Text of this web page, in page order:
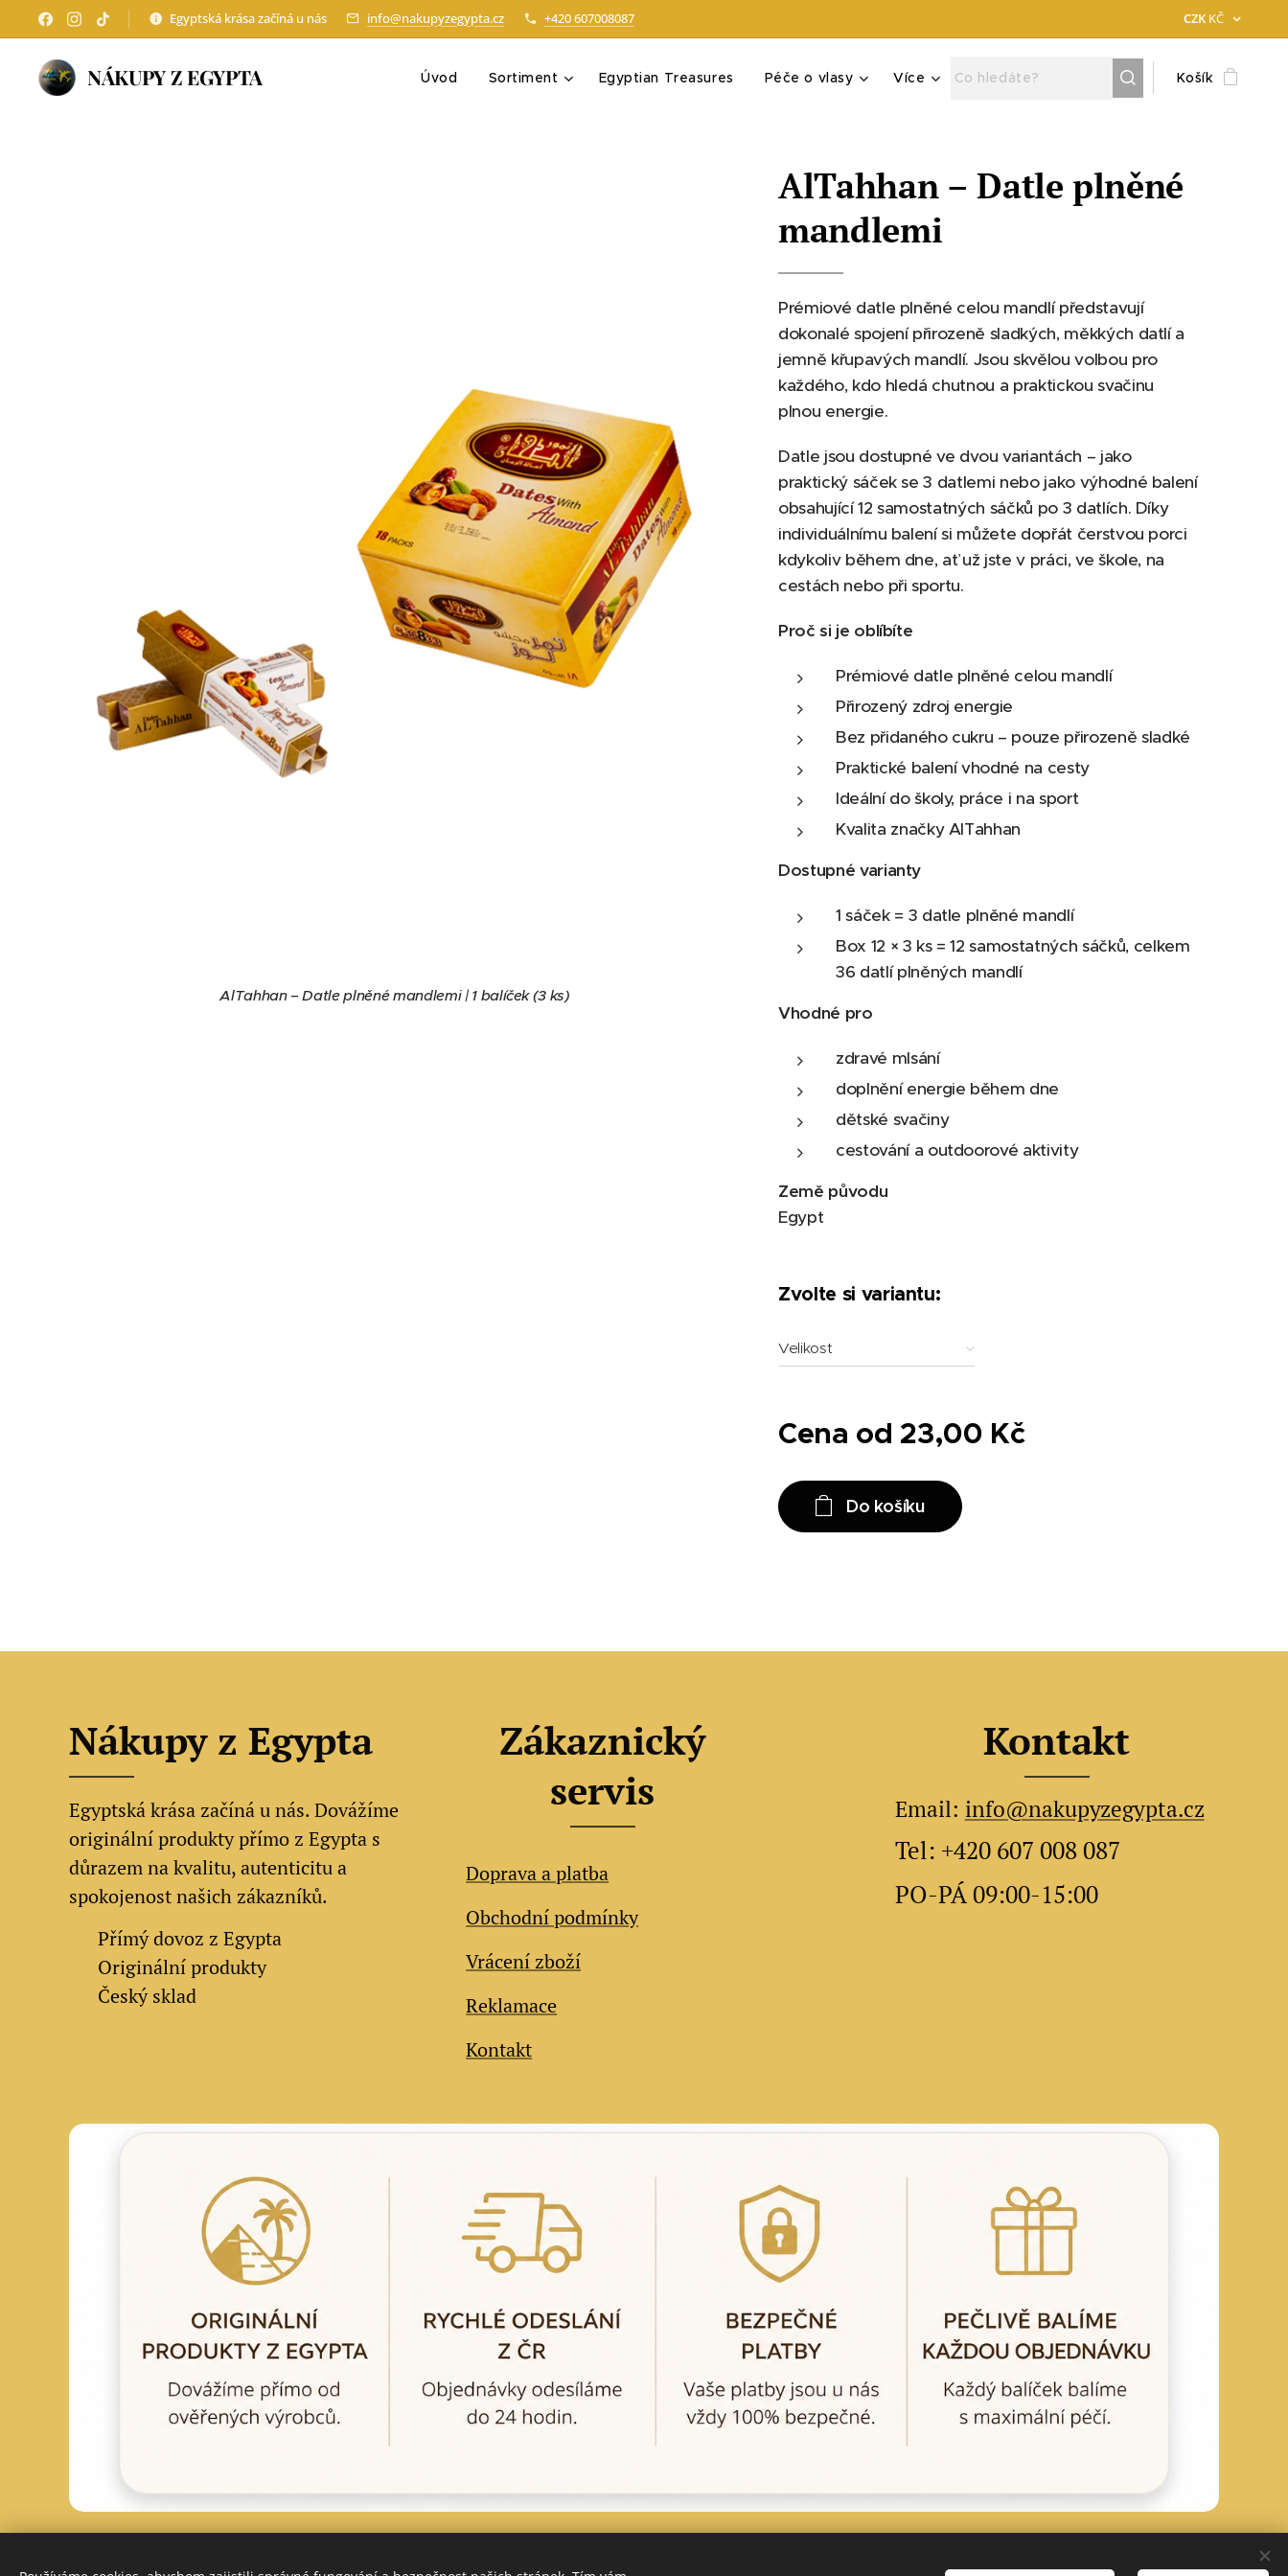
Egyptská krása začíná u nás info@nakupyzegypta.cz +420 607008087 CZK KČ
NÁKUPY Z EGYPTA Úvod Sortiment Egyptian Treasures Péče o vlasy Více Košík
AlTahhan – Datle plněné
mandlemi
AlTahhan – Datle plněné mandlemi | 1 balíček (3 ks)
Prémiové datle plněné celou mandlí představují
dokonalé spojení přirozeně sladkých, měkkých datlí a
jemně křupavých mandlí. Jsou skvělou volbou pro
každého, kdo hledá chutnou a praktickou svačinu
plnou energie.
Datle jsou dostupné ve dvou variantách – jako
praktický sáček se 3 datlemi nebo jako výhodné balení
obsahující 12 samostatných sáčků po 3 datlích. Díky
individuálnímu balení si můžete dopřát čerstvou porci
kdykoliv během dne, ať už jste v práci, ve škole, na
cestách nebo při sportu.
Proč si je oblíbíte
Prémiové datle plněné celou mandlí
Přirozený zdroj energie
Bez přidaného cukru – pouze přirozeně sladké
Praktické balení vhodné na cesty
Ideální do školy, práce i na sport
Kvalita značky AlTahhan
Dostupné varianty
1 sáček = 3 datle plněné mandlí
Box 12 × 3 ks = 12 samostatných sáčků, celkem
36 datlí plněných mandlí
Vhodné pro
zdravé mlsání
doplnění energie během dne
dětské svačiny
cestování a outdoorové aktivity
Země původu
Egypt
Zvolte si variantu:
Velikost
Cena od 23,00 Kč
Do košíku
Nákupy z Egypta
Egyptská krása začíná u nás. Dovážíme
originální produkty přímo z Egypta s
důrazem na kvalitu, autenticitu a
spokojenost našich zákazníků.
Přímý dovoz z Egypta
Originální produkty
✔ Český sklad
Zákaznický
servis
Doprava a platba
Obchodní podmínky
Vrácení zboží
Reklamace
Kontakt
Kontakt
Email: info@nakupyzegypta.cz
Tel: +420 607 008 087
PO-PÁ 09:00-15:00